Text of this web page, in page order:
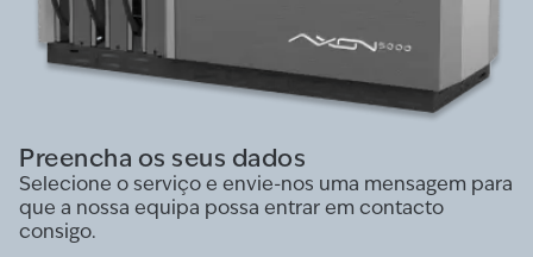
Preencha os seus dados
Selecione o serviço e envie-nos uma mensagem para
que a nossa equipa possa entrar em contacto
consigo.